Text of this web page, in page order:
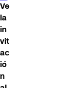
Ve
la
in
vit
ac
ió
n